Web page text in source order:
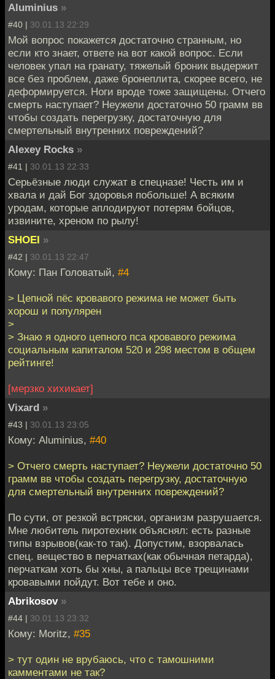
Aluminius »
#40 | 30.01.13 22:29
Мой вопрос покажется достаточно странным, но
если кто знает, ответе на вот какой вопрос. Если
человек упал на гранату, тяжелый броник выдержит
все без проблем, даже бронеплита, скорее всего, не
деформируется. Ноги вроде тоже защищены. Отчего
смерть наступает? Неужели достаточно 50 грамм вв
чтобы создать перегрузку, достаточную для
смертельный внутренних повреждений?
Alexey Rocks »
#41 | 30.01.13 22:33
Серьёзные люди служат в спецназе! Честь им и
хвала и дай Бог здоровья побольше! А всяким
уродам, которые аплодируют потерям бойцов,
извините, хреном по рылу!
SHOEI »
#42 | 30.01.13 22:47
Кому: Пан Головатый, #4
> Цепной пёс кровавого режима не может быть
хорош и популярен
>
> Знаю я одного цепного пса кровавого режима
социальным капиталом 520 и 298 местом в общем
рейтинге!
[мерзко хихикает]
Vixard »
#43 | 30.01.13 23:05
Кому: Aluminius, #40
> Отчего смерть наступает? Неужели достаточно 50
грамм вв чтобы создать перегрузку, достаточную
для смертельный внутренних повреждений?
По сути, от резкой встряски, организм разрушается.
Мне любитель пиротехник объяснял: есть разные
типы взрывов(как-то так). Допустим, взорвалась
спец. вещество в перчатках(как обычная петарда),
перчаткам хоть бы хны, а пальцы все трещинами
кровавыми пойдут. Вот тебе и оно.
Abrikosov »
#44 | 30.01.13 23:32
Кому: Moritz, #35
> тут один не врубаюсь, что с тамошними
камментами не так?